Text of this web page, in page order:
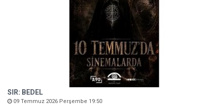
SIR: BEDEL
09 Temmuz 2026 Perşembe 19:50